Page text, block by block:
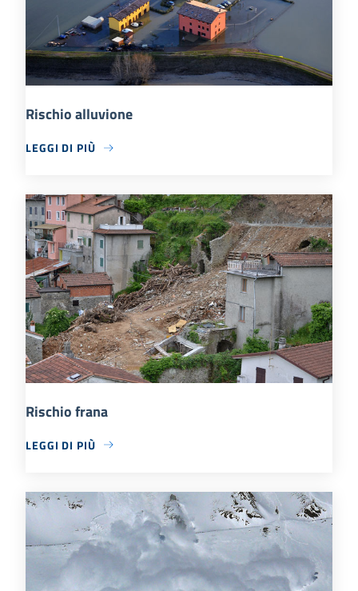
Rischio alluvione
LEGGI DI PIÙ
Rischio frana
LEGGI DI PIÙ